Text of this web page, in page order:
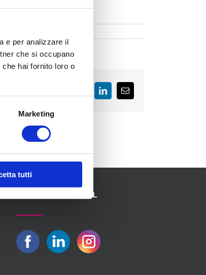
e per analizzare il
che si occupano
hai fornito loro o
Marketing
tutti
FacebookLinkedInEmail
SEGUICI SUI SOCIAL